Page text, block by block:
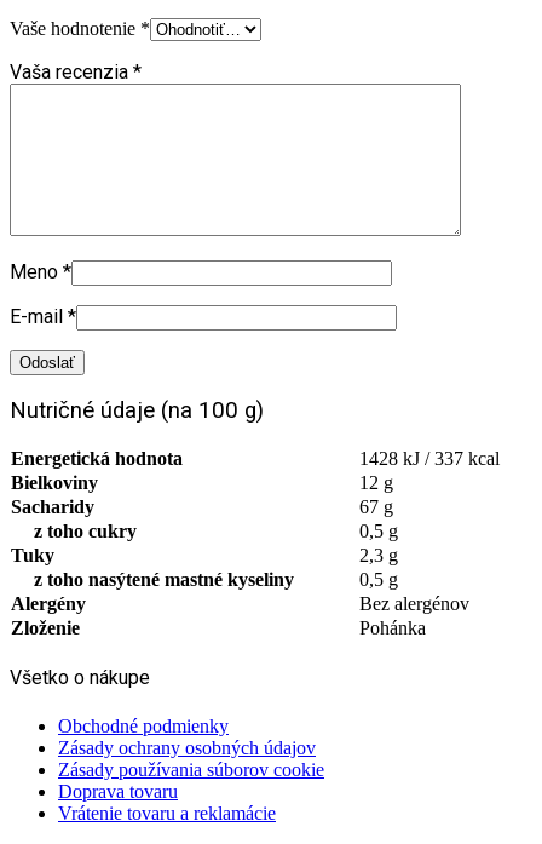
Vaše hodnotenie *
Vaša recenzia *
Meno *
E-mail *
Nutričné údaje (na 100 g)
Energetická hodnota
1428 kJ / 337 kcal
Bielkoviny
12 g
Sacharidy
67 g
z toho cukry
0,5 g
Tuky
2,3 g
z toho nasýtené mastné kyseliny
0,5 g
Alergény
Bez alergénov
Zloženie
Pohánka
Všetko o nákupe
Obchodné podmienky
Zásady ochrany osobných údajov
Zásady používania súborov cookie
Doprava tovaru
Vrátenie tovaru a reklamácie